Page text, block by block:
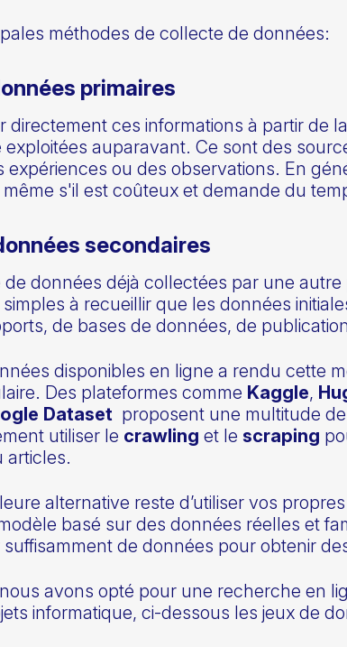
méthodes de collecte de données:
primaires
directement ces informations à partir de
exploitées auparavant. Ce sont des
expériences ou des observations. En
s'il est coûteux et demande du
secondaires
données déjà collectées par une
à recueillir que les données
de bases de données, de
disponibles en ligne a rendu cette
Des plateformes comme Kaggle,
Dataset proposent une multitude
utiliser le crawling et le scraping
articles.
alternative reste d’utiliser vos
basé sur des données réelles et
de données pour obtenir
avons opté pour une recherche en
informatique, ci-dessous les jeux de